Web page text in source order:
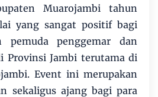
Muarojambi tahun
yang sangat positif bagi
pemuda penggemar dan
Provinsi Jambi terutama di
Event ini merupakan
sekaligus ajang bagi para